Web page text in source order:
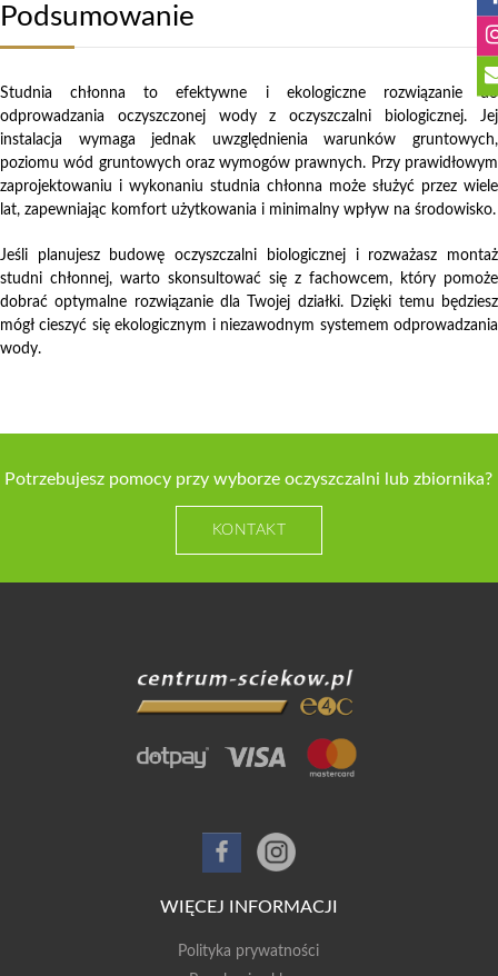
Podsumowanie
Studnia chłonna to efektywne i ekologiczne rozwiązanie do
odprowadzania oczyszczonej wody z oczyszczalni biologicznej. Jej
instalacja wymaga jednak uwzględnienia warunków gruntowych,
poziomu wód gruntowych oraz wymogów prawnych. Przy prawidłowym
zaprojektowaniu i wykonaniu studnia chłonna może służyć przez wiele
lat, zapewniając komfort użytkowania i minimalny wpływ na środowisko.
Jeśli planujesz budowę oczyszczalni biologicznej i rozważasz montaż
studni chłonnej, warto skonsultować się z fachowcem, który pomoże
dobrać optymalne rozwiązanie dla Twojej działki. Dzięki temu będziesz
mógł cieszyć się ekologicznym i niezawodnym systemem odprowadzania
wody.
Potrzebujesz pomocy przy wyborze oczyszczalni lub zbiornika?
KONTAKT
WIĘCEJ INFORMACJI
Polityka prywatności